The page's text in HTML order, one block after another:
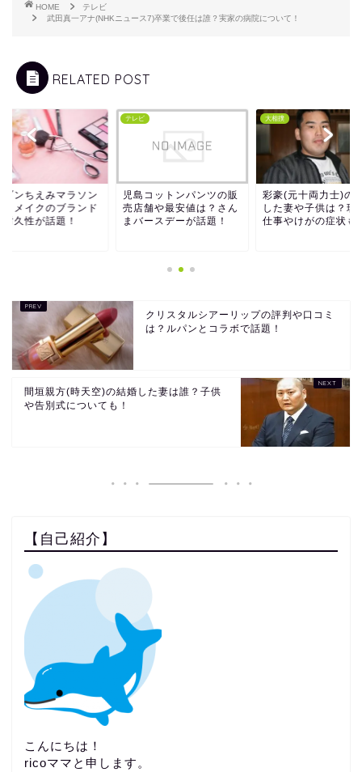
HOME
テレビ
武田真一アナ(NHKニュース7)卒業で後任は誰？実家の病院について！
RELATED POST
ゾンちえみマラソン
イメイクのブランド
耐久性が話題！
テレビ
児島コットンパンツの販
売店舗や最安値は？さん
まバースデーが話題！
大相撲
彩豪(元十両力士)の
した妻や子供は？現
仕事やけがの症状も
クリスタルシアーリップの評判や口コミ
は？ルパンとコラボで話題！
間垣親方(時天空)の結婚した妻は誰？子供
や告別式についても！
【自己紹介】
こんにちは！
ricoママと申します。